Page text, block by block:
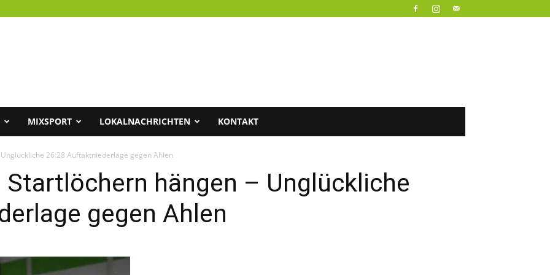
MIXSPORT LOKALNACHRICHTEN KONTAKT
26:28 Auftaktniederlage gegen Ahlen
Startlöchern hängen – Unglückliche
gegen Ahlen